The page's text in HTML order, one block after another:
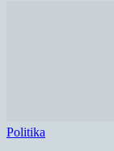
Politika